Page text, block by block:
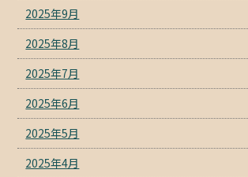
2025年9月
2025年8月
2025年7月
2025年6月
2025年5月
2025年4月